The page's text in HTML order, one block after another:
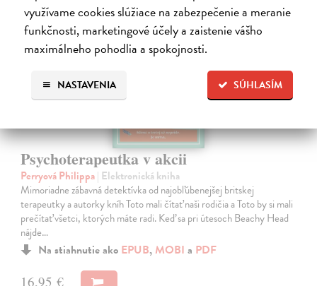
využívame cookies slúžiace na zabezpečenie a meranie
funkčnosti, marketingové účely a zaistenie vášho
maximálneho pohodlia a spokojnosti.
SÚHLASÍM
NASTAVENIA
Psychoterapeutka v akcii
Perryová Philippa| Elektronická kniha
Mimoriadne zábavná detektívka od najobľúbenejšej britskej
terapeutky a autorky kníh Toto mali čítať naši rodičia a Toto by si mali
prečítať všetci, ktorých máte radi. Keď sa pri útesoch Beachy Head
nájde…
Na stiahnutie ako EPUB, MOBI a PDF
16,95 €